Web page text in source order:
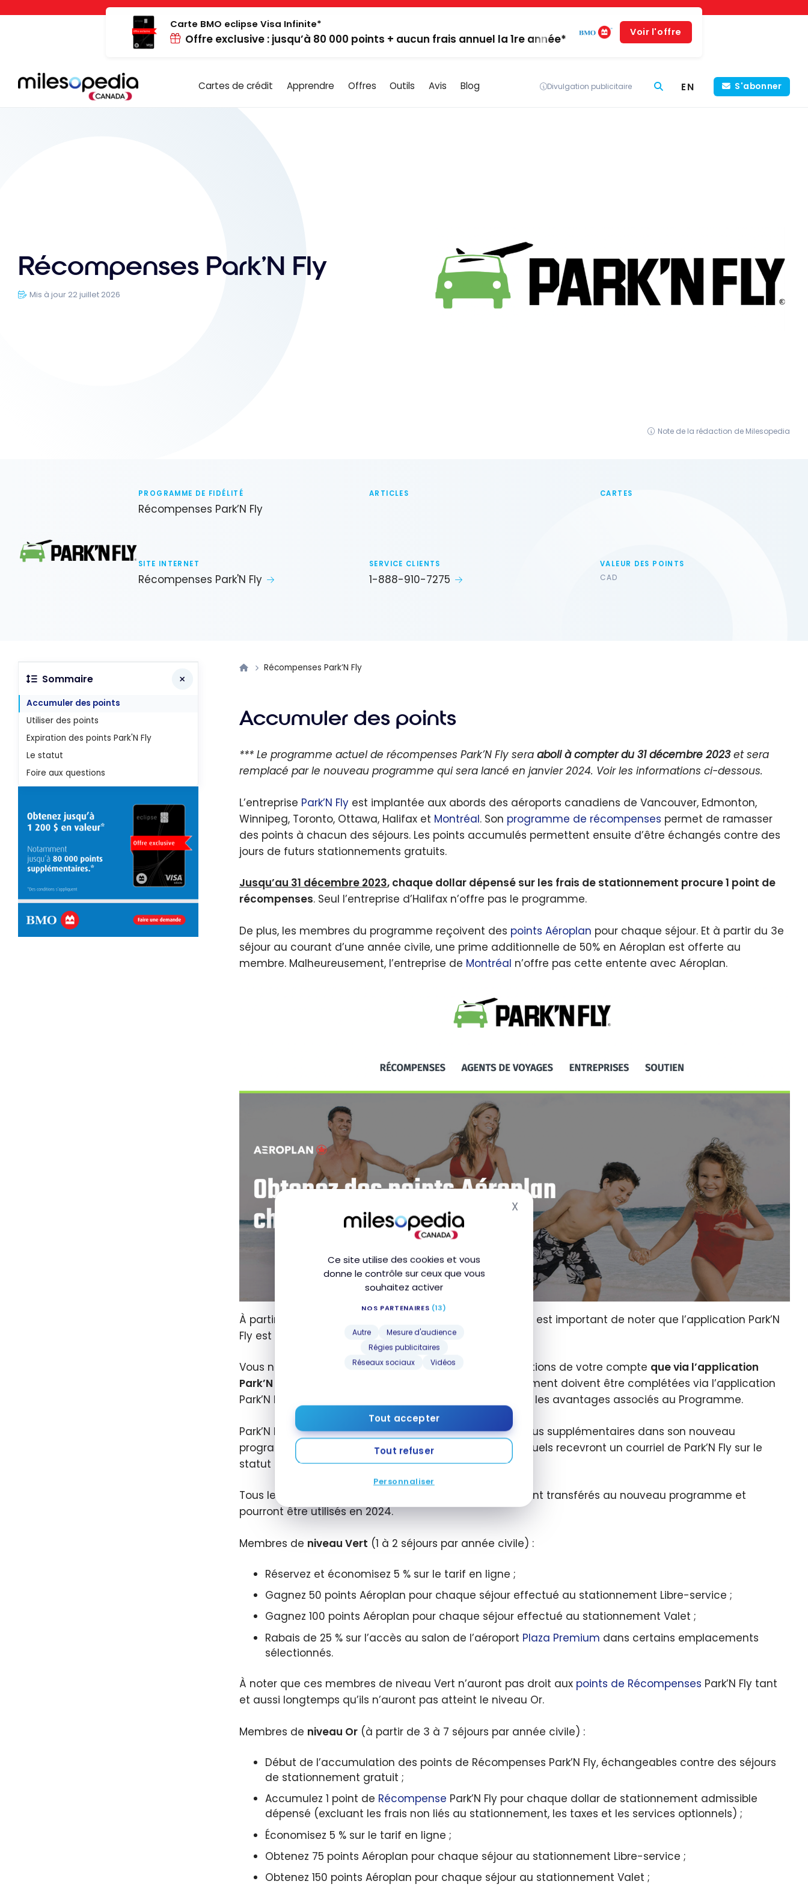
Panneau de gestion des cookies
Ce site utilise des cookies et vous
donne le contrôle sur ceux que vous
souhaitez activer
NOS PARTENAIRES (13)
Autre
Mesure d'audience
Régies publicitaires
Réseaux sociaux
Vidéos
Tout accepter
Tout refuser
Personnaliser
XMasquer le bandeau des cookies
Carte BMO eclipse Visa Infinite*
Offre exclusive : jusqu’à 80 000 points + aucun frais annuel la 1re année*
Voir l'offre
Cartes de crédit Apprendre Offres Outils Avis Blog Divulgation publicitaire EN S'abonner
Récompenses Park’N Fly
Mis à jour 22 juillet 2026
Note de la rédaction de Milesopedia
PROGRAMME DE FIDÉLITÉ
Récompenses Park’N Fly
ARTICLES CARTES
SITE INTERNET
Récompenses Park'N Fly
SERVICE CLIENTS
1-888-910-7275
VALEUR DES POINTS
CAD
Récompenses Park’N Fly
Accumuler des points
*** Le programme actuel de récompenses Park’N Fly sera aboli à compter du 31 décembre 2023et sera
remplacé par le nouveau programme qui sera lancé en janvier 2024. Voir les informations ci-dessous.
L’entreprise Park’N Fly est implantée aux abords des aéroports canadiens de Vancouver, Edmonton,
Winnipeg, Toronto, Ottawa, Halifax et Montréal. Son programme de récompenses permet de ramasser
des points à chacun des séjours. Les points accumulés permettent ensuite d’être échangés contre des
jours de futurs stationnements gratuits.
Jusqu’au 31 décembre 2023, chaque dollar dépensé sur les frais de stationnement procure 1 point de
récompenses. Seul l’entreprise d’Halifax n’offre pas le programme.
De plus, les membres du programme reçoivent des points Aéroplan pour chaque séjour. Et à partir du 3e
séjour au courant d’une année civile, une prime additionnelle de 50% en Aéroplan est offerte au
membre. Malheureusement, l’entreprise de Montréal n’offre pas cette entente avec Aéroplan.
À partir du
, il y aura des changements. Il est important de noter que l’application Park’N
Fly est requise pour effectuer les réservations.
Vous ne pouvez accéder aux avantages et aux informations de votre compte que via l’application
Park’N Fly
. En effet, toutes les transactions de stationnement doivent être complétées via l’application
Park’N Fly. Si elle n’est pas utilisée, le membre n’aura pas les avantages associés au Programme.
Park’N Fly prévoit des avantages, des statuts et des bonus supplémentaires dans son nouveau
programme. Au début de janvier 2024, les membres actuels recevront un courriel de Park’N Fly sur le
statut qu’ils ont acquis.
Tous les points accumulés avant le 1er janvier 2024 seront transférés au nouveau programme et
pourront être utilisés en 2024.
Membres de niveau Vert (1 à 2 séjours par année civile) :
Réservez et économisez 5 % sur le tarif en ligne ;
Gagnez 50 points Aéroplan pour chaque séjour effectué au stationnement Libre-service ;
Gagnez 100 points Aéroplan pour chaque séjour effectué au stationnement Valet ;
Rabais de 25 % sur l’accès au salon de l’aéroport Plaza Premium dans certains emplacements
sélectionnés.
À noter que ces membres de niveau Vert n’auront pas droit aux points de Récompenses Park’N Fly tant
et aussi longtemps qu’ils n’auront pas atteint le niveau Or.
Membres de niveau Or (à partir de 3 à 7 séjours par année civile) :
Début de l’accumulation des points de Récompenses Park’N Fly, échangeables contre des séjours
de stationnement gratuit ;
Accumulez 1 point de Récompense Park’N Fly pour chaque dollar de stationnement admissible
dépensé (excluant les frais non liés au stationnement, les taxes et les services optionnels) ;
Économisez 5 % sur le tarif en ligne ;
Obtenez 75 points Aéroplan pour chaque séjour au stationnement Libre-service ;
Obtenez 150 points Aéroplan pour chaque séjour au stationnement Valet ;
Sommaire
Accumuler des points
Utiliser des points
Expiration des points Park'N Fly
Le statut
Foire aux questions